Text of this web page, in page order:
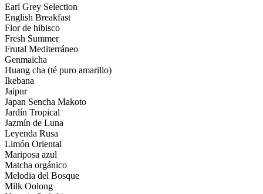
Earl Grey Selection
English Breakfast
Flor de hibisco
Fresh Summer
Frutal Mediterráneo
Genmaicha
Huang cha (té puro amarillo)
Ikebana
Jaipur
Japan Sencha Makoto
Jardín Tropical
Jazmín de Luna
Leyenda Rusa
Limón Oriental
Mariposa azul
Matcha orgánico
Melodia del Bosque
Milk Oolong